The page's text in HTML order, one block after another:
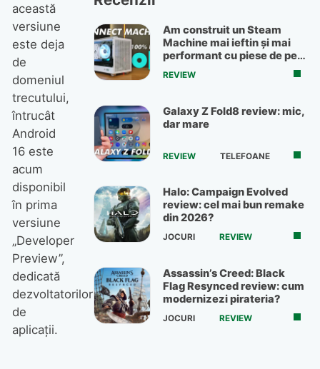
această
versiune
este deja
de
domeniul
trecutului,
întrucât
Android
16 este
acum
disponibil
în prima
versiune
„Developer
Preview”,
dedicată
dezvoltatorilor
de
aplicații.
Am construit un Steam
Machine mai ieftin și mai
performant cu piese de pe
OLX
REVIEW
Galaxy Z Fold8 review: mic,
dar mare
REVIEW TELEFOANE
Halo: Campaign Evolved
review: cel mai bun remake
din 2026?
JOCURI REVIEW
Assassin’s Creed: Black
Flag Resynced review: cum
modernizezi pirateria?
JOCURI REVIEW